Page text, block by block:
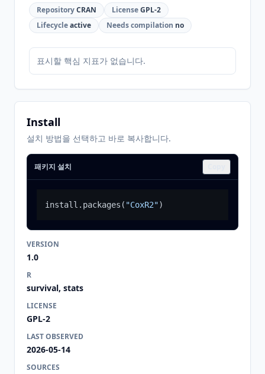
RepositoryCRAN LicenseGPL-2
Lifecycleactive Needs compilation no
표시할 핵심 지표가 없습니다.
Install
설치 방법을 선택하고 바로 복사합니다.
패키지 설치
install.packages ( "CoxR2")
VERSION
1.0
R
survival, stats
LICENSE
GPL-2
LAST OBSERVED
2026-05-14
SOURCES